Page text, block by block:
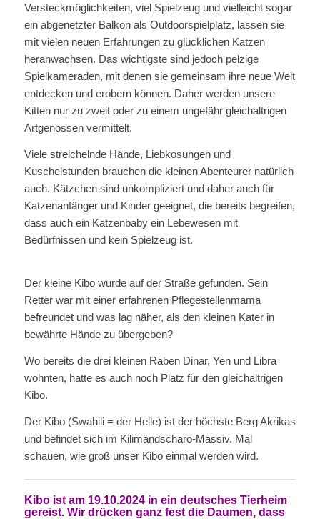
Versteckmöglichkeiten, viel Spielzeug und vielleicht sogar
ein abgenetzter Balkon als Outdoorspielplatz, lassen sie
mit vielen neuen Erfahrungen zu glücklichen Katzen
heranwachsen. Das wichtigste sind jedoch pelzige
Spielkameraden, mit denen sie gemeinsam ihre neue Welt
entdecken und erobern können. Daher werden unsere
Kitten nur zu zweit oder zu einem ungefähr gleichaltrigen
Artgenossen vermittelt.
Viele streichelnde Hände, Liebkosungen und
Kuschelstunden brauchen die kleinen Abenteurer natürlich
auch. Kätzchen sind unkompliziert und daher auch für
Katzenanfänger und Kinder geeignet, die bereits begreifen,
dass auch ein Katzenbaby ein Lebewesen mit
Bedürfnissen und kein Spielzeug ist.
Der kleine Kibo wurde auf der Straße gefunden. Sein
Retter war mit einer erfahrenen Pflegestellenmama
befreundet und was lag näher, als den kleinen Kater in
bewährte Hände zu übergeben?
Wo bereits die drei kleinen Raben Dinar, Yen und Libra
wohnten, hatte es auch noch Platz für den gleichaltrigen
Kibo.
Der Kibo (Swahili = der Helle) ist der höchste Berg Akrikas
und befindet sich im Kilimandscharo-Massiv. Mal
schauen, wie groß unser Kibo einmal werden wird.
Kibo ist am 19.10.2024 in ein deutsches Tierheim
gereist. Wir drücken ganz fest die Daumen, dass